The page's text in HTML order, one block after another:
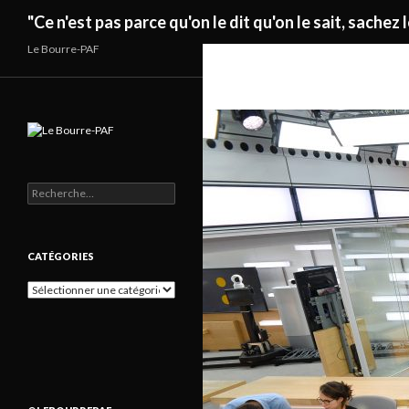
"Ce n'est pas parce qu'on le dit qu'on le sait, sachez
Le Bourre-PAF
Rechercher :
CATÉGORIES
Catégories